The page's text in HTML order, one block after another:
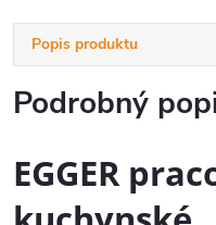
Popis produktu
Podrobný
EGGER